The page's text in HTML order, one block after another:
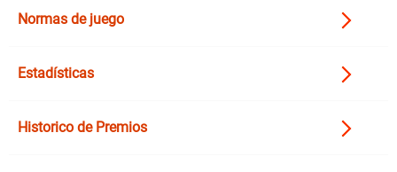
Normas de juego
Estadísticas
Historico de Premios